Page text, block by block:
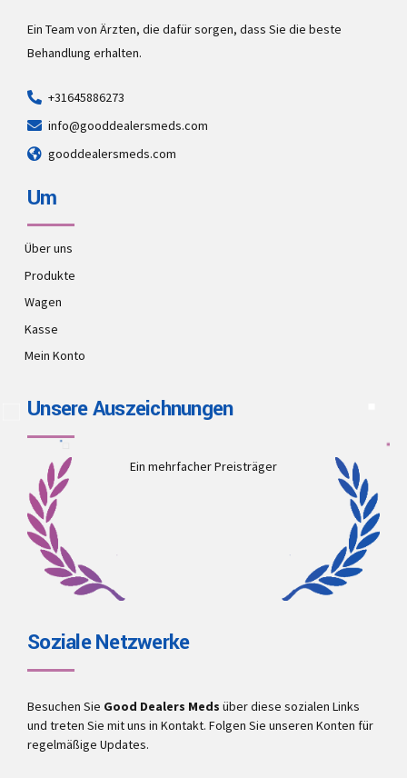
Ein Team von Ärzten, die dafür sorgen, dass Sie die beste
Behandlung erhalten.
+31645886273
info@gooddealersmeds.com
gooddealersmeds.com
Um
Über uns
Produkte
Wagen
Kasse
Mein Konto
Unsere Auszeichnungen
Ein mehrfacher Preisträger
Soziale Netzwerke
Besuchen Sie Good Dealers Meds über diese sozialen Links
und treten Sie mit uns in Kontakt. Folgen Sie unseren Konten für
regelmäßige Updates.